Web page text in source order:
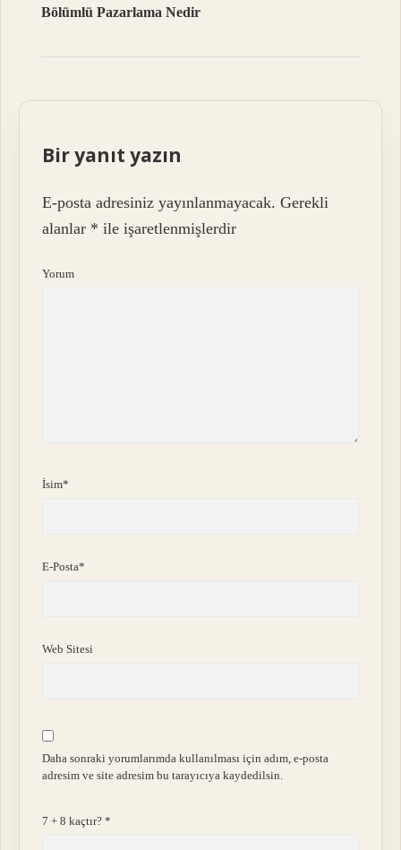
Bölümlü Pazarlama Nedir
Bir yanıt yazın
E-posta adresiniz yayınlanmayacak. Gerekli
alanlar * ile işaretlenmişlerdir
Yorum
İsim*
E-Posta*
Web Sitesi
Daha sonraki yorumlarımda kullanılması için adım, e-posta
adresim ve site adresim bu tarayıcıya kaydedilsin.
7 + 8 kaçtır?*